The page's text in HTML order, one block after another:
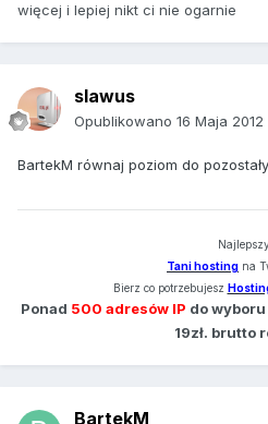
więcej i lepiej nikt ci nie ogarnie
slawus
Opublikowano 16 Maja 2012
BartekM równaj poziom do
Tani hosting na
Bierz co potrzebujesz
Ponad 500 adresów IP do
19zł. brutto
BartekM